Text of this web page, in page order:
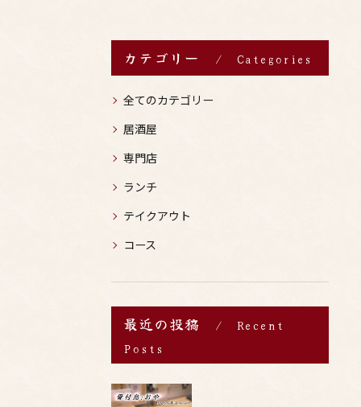
カテゴリー Categories
全てのカテゴリー
居酒屋
専門店
ランチ
テイクアウト
コース
最近の投稿
Recent
Posts